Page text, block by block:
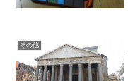
その他